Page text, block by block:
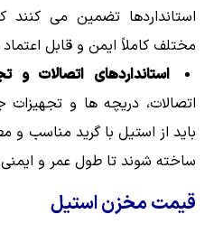
استانداردها تضمین می
مختلف کاملاً ایمن و قابل
استانداردهای اتصالات و
اتصالات، دریچه ها و
باید از استیل با گرید مناسب و
ساخته شوند تا طول عمر و
قیمت مخزن استیل